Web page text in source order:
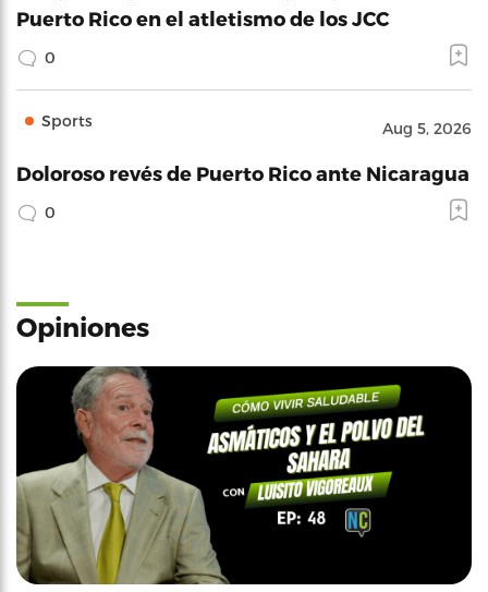
Puerto Rico en el atletismo de los JCC
0
Sports Aug 5, 2026
Doloroso revés de Puerto Rico ante Nicaragua
0
Opiniones